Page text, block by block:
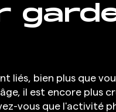
liés, bien plus que
il est encore plus
vous que l'activité